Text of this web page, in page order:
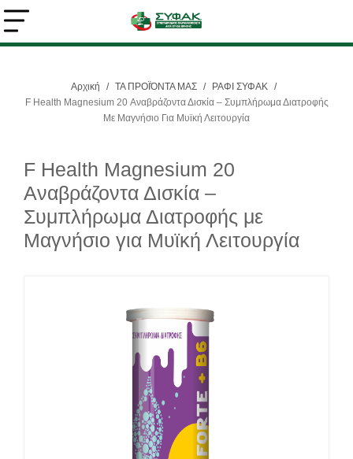
Αναζήτηση
Αρχική / ΤΑ ΠΡΟΪΌΝΤΑ ΜΑΣ / ΡΑΦΙ ΣΥΦΑΚ
/
F Health Magnesium 20 Αναβράζοντα Δισκία – Συμπλήρωμα Διατροφής
Με Μαγνήσιο Για Μυϊκή Λειτουργία
F Health Magnesium 20
Αναβράζοντα Δισκία –
Συμπλήρωμα Διατροφής με
Μαγνήσιο για Μυϊκή Λειτουργία